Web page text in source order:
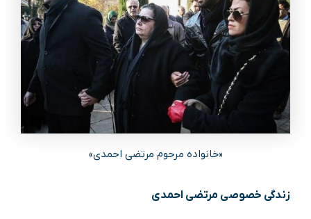
«خانواده مرحوم مرتضی احمدی»
زندگی خصوصی مرتضی احمدی